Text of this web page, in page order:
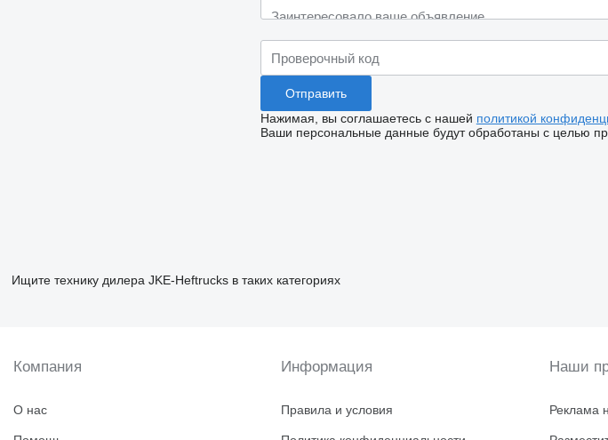
Нажимая, вы соглашаетесь с нашей политикой
Ваши персональные данные будут обработаны с целью
Ищите технику дилера JKE-Heftrucks в таких категориях
Компания
О нас
Информация
Правила и условия
Наши
Реклама